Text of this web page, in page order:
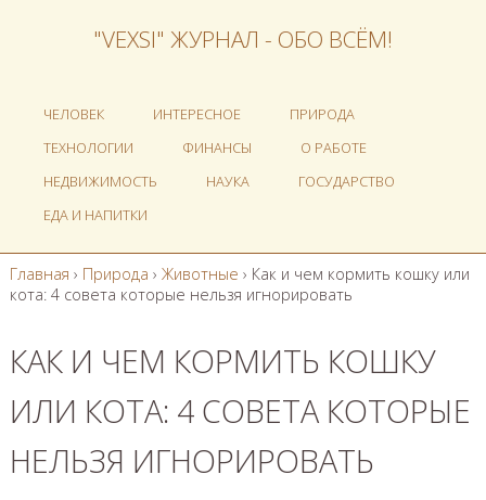
"VEXSI" ЖУРНАЛ - ОБО ВСЁМ!
ЧЕЛОВЕК ИНТЕРЕСНОЕ
ПРИРОДА
ТЕХНОЛОГИИ
ФИНАНСЫ
О РАБОТЕ
НЕДВИЖИМОСТЬ
НАУКА
ГОСУДАРСТВО
ЕДА И НАПИТКИ
Главная › Природа › Животные › Как и чем кормить кошку или
кота: 4 совета которые нельзя игнорировать
КАК И ЧЕМ КОРМИТЬ КОШКУ
ИЛИ КОТА: 4 СОВЕТА КОТОРЫЕ
НЕЛЬЗЯ ИГНОРИРОВАТЬ